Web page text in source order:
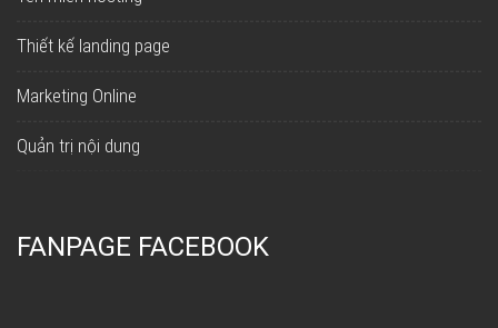
Thiết kế landing page
Marketing Online
Quản trị nội dung
FANPAGE FACEBOOK